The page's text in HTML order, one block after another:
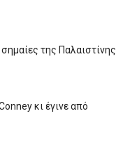
της Παλαιστίνης
κι έγινε από